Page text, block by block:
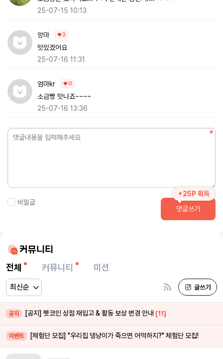
25-07-15 10:13
앙마 3
맛있겠어요
25-07-16 11:31
엄마kr 0
소금빵 맛나죠~~~~
25-07-16 13:36
비밀글
+25P 획득
댓글쓰기
커뮤니티
전체
커뮤니티 미션
공지 [공지] 펫코인 상점 재입고 & 활동 보상 변경 안내 [11]
이벤트 [체험단 모집] "우리집 댕냥이가 죽으면 어떡하지?" 체험단 모집!